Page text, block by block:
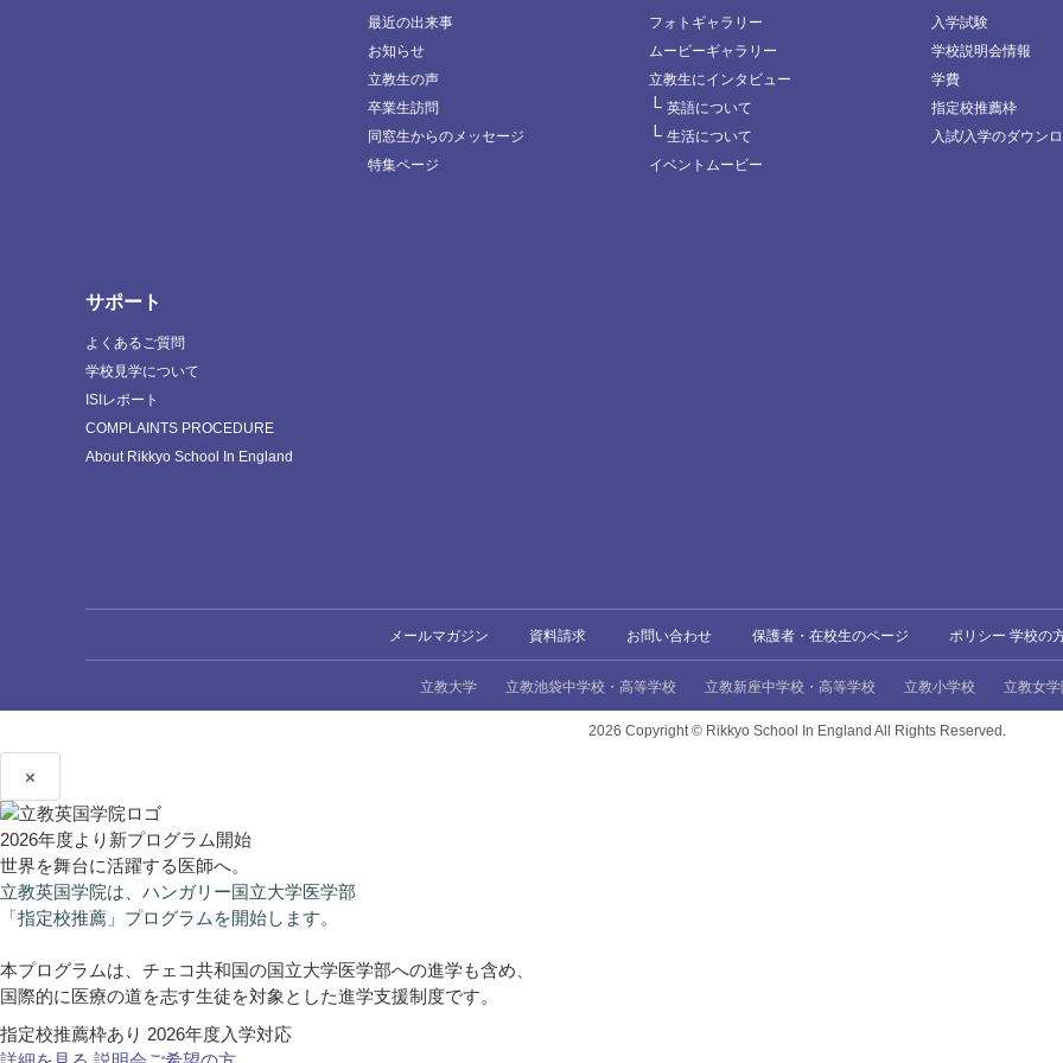
最近の出来事
お知らせ
立教生の声
卒業生訪問
同窓生からのメッセージ
特集ページ
フォトギャラリー
ムービーギャラリー
立教生にインタビュー
└ 英語について
└ 生活について
イベントムービー
入学試験
学校説明会情報
学費
指定校推薦枠
入試/入学のダウン
サポート
よくあるご質問
学校見学について
ISIレポート
COMPLAINTS PROCEDURE
About Rikkyo School In England
メールマガジン 資料請求 お問い合わせ 保護者・在校生のページ ポリシー 学校の
立教大学 立教池袋中学校・高等学校 立教新座中学校・高等学校 立教小学校 立教女
2026 Copyright © Rikkyo School In England All Rights Reserved.
×
2026年度より新プログラム開始
世界を舞台に活躍する医師へ。
立教英国学院は、ハンガリー国立大学医学部
「指定校推薦」プログラムを開始します。
本プログラムは、チェコ共和国の国立大学医学部への進学も含め、
国際的に医療の道を志す生徒を対象とした進学支援制度です。
指定校推薦枠あり 2026年度入学対応